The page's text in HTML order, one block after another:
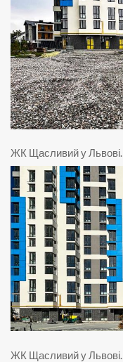
ЖК Щасливий у Львові.
ЖК Щасливий у Львові.